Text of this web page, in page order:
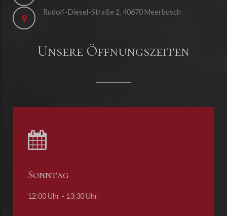
Rudolf-Diesel-Straße 2, 40670 Meerbusch
Unsere Öffnungszeiten
Sonntag
12:00 Uhr - 13:30 Uhr